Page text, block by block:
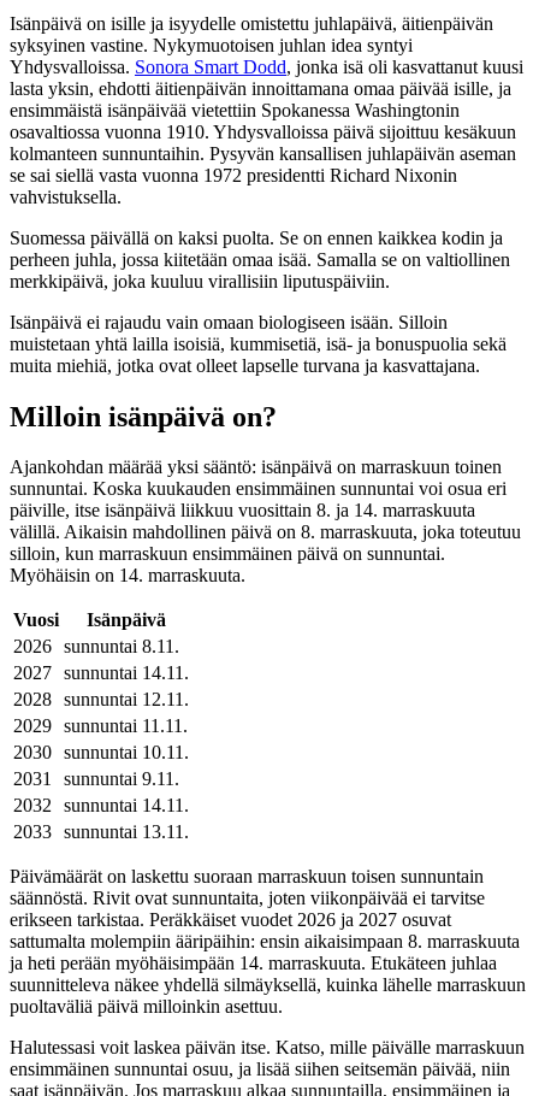
Isänpäivä on isille ja isyydelle omistettu juhlapäivä, äitienpäivän
syksyinen vastine. Nykymuotoisen juhlan idea syntyi
Yhdysvalloissa. Sonora Smart Dodd, jonka isä oli kasvattanut kuusi
lasta yksin, ehdotti äitienpäivän innoittamana omaa päivää isille, ja
ensimmäistä isänpäivää vietettiin Spokanessa Washingtonin
osavaltiossa vuonna 1910. Yhdysvalloissa päivä sijoittuu kesäkuun
kolmanteen sunnuntaihin. Pysyvän kansallisen juhlapäivän aseman
se sai siellä vasta vuonna 1972 presidentti Richard Nixonin
vahvistuksella.
Suomessa päivällä on kaksi puolta. Se on ennen kaikkea kodin ja
perheen juhla, jossa kiitetään omaa isää. Samalla se on valtiollinen
merkkipäivä, joka kuuluu virallisiin liputuspäiviin.
Isänpäivä ei rajaudu vain omaan biologiseen isään. Silloin
muistetaan yhtä lailla isoisiä, kummisetiä, isä- ja bonuspuolia sekä
muita miehiä, jotka ovat olleet lapselle turvana ja kasvattajana.
Milloin isänpäivä on?
Ajankohdan määrää yksi sääntö: isänpäivä on marraskuun toinen
sunnuntai. Koska kuukauden ensimmäinen sunnuntai voi osua eri
päiville, itse isänpäivä liikkuu vuosittain 8. ja 14. marraskuuta
välillä. Aikaisin mahdollinen päivä on 8. marraskuuta, joka toteutuu
silloin, kun marraskuun ensimmäinen päivä on sunnuntai.
Myöhäisin on 14. marraskuuta.
Vuosi
Isänpäivä
2026 sunnuntai 8.11.
2027 sunnuntai 14.11.
2028 sunnuntai 12.11.
2029 sunnuntai 11.11.
2030 sunnuntai 10.11.
2031
sunnuntai 9.11.
2032 sunnuntai 14.11.
2033 sunnuntai 13.11.
Päivämäärät on laskettu suoraan marraskuun toisen sunnuntain
säännöstä. Rivit ovat sunnuntaita, joten viikonpäivää ei tarvitse
erikseen tarkistaa. Peräkkäiset vuodet 2026 ja 2027 osuvat
sattumalta molempiin ääripäihin: ensin aikaisimpaan 8. marraskuuta
ja heti perään myöhäisimpään 14. marraskuuta. Etukäteen juhlaa
suunnitteleva näkee yhdellä silmäyksellä, kuinka lähelle marraskuun
puoltaväliä päivä milloinkin asettuu.
Halutessasi voit laskea päivän itse. Katso, mille päivälle marraskuun
ensimmäinen sunnuntai osuu, ja lisää siihen seitsemän päivää, niin
saat isänpäivän. Jos marraskuu alkaa sunnuntailla, ensimmäinen ja